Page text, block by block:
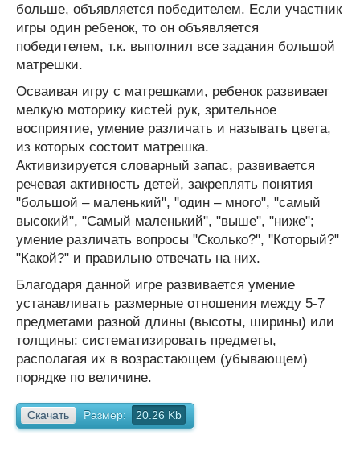
больше, объявляется победителем. Если участник
игры один ребенок, то он объявляется
победителем, т.к. выполнил все задания большой
матрешки.
Осваивая игру с матрешками, ребенок развивает
мелкую моторику кистей рук, зрительное
восприятие, умение различать и называть цвета,
из которых состоит матрешка.
Активизируется словарный запас, развивается
речевая активность детей, закреплять понятия
"большой – маленький", "один – много", "самый
высокий", "Самый маленький", "выше", "ниже";
умение различать вопросы "Сколько?", "Который?"
"Какой?" и правильно отвечать на них.
Благодаря данной игре развивается умение
устанавливать размерные отношения между 5-7
предметами разной длины (высоты, ширины) или
толщины: систематизировать предметы,
располагая их в возрастающем (убывающем)
порядке по величине.
Скачать Размер: 20.26 Kb